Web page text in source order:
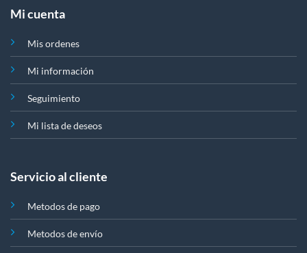
Mi cuenta
Mis ordenes
Mi información
Seguimiento
Mi lista de deseos
Servicio al cliente
Metodos de pago
Metodos de envío